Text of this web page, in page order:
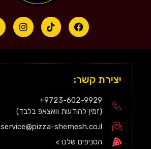
יצירת קשר:
9723-602-9929+
(זמין להודעות וואצאפ בלבד)
service@pizza-shemesh.co.il
הסניפים שלנו >